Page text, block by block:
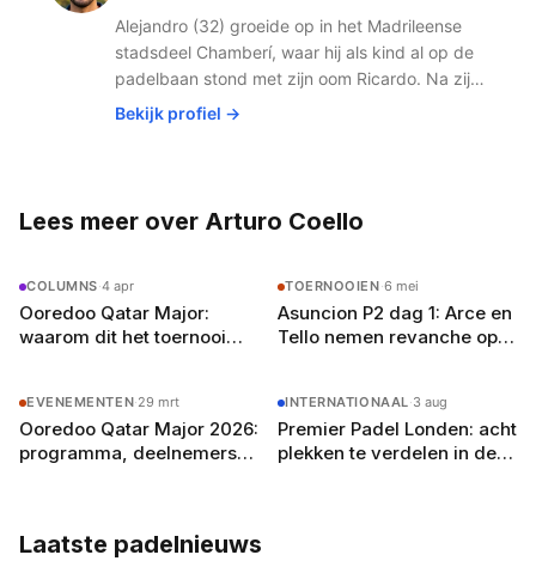
Alejandro (32) groeide op in het Madrileense
stadsdeel Chamberí, waar hij als kind al op de
padelbaan stond met zijn oom Ricardo. Na zijn
studie journalistiek aan de Universidad
snel een missie: het Nederlandse publiek laten
zien hoe groot padel écht is. Met zijn netwerk
Nederlands (met een licht accent, zegt hij zelf)
schrijft hij over alles van Premier Padel-
toernooien tot de opkomst van jong talent.
lokale club in Amsterdam-Oost en droomt hij
van een terugkeer naar het P2-circuit — als
journalist, welteverstaan.
Bekijk profiel →
Lees meer over Arturo Coello
COLUMNS·4 apr
Ooredoo Qatar Major:
waarom dit het toernooi
TOERNOOIEN·6 mei
Asuncion P2 dag 1: Arce en
Tello nemen revanche op
EVENEMENTEN·29 mrt
Ooredoo Qatar Major 2026:
programma, deelnemers
INTERNATIONAAL·3 aug
Premier Padel Londen: acht
plekken te verdelen in de
Laatste padelnieuws